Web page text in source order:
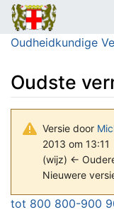
Oudheidkundige
Oudste
Versie door
2013 om 13:11
(wijz) ←
Nieuwere
Ga naar: navigatie ,
tot 800 800-900